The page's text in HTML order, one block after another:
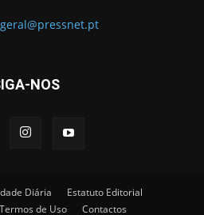
geral@pressnet.pt
NOS
Diária
Estatuto Editorial
Termos de Uso Contactos